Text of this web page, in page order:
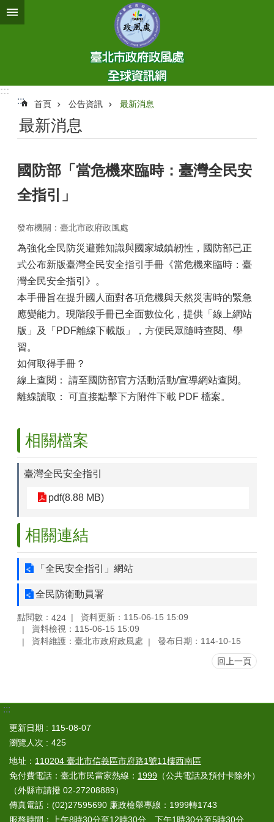
跳到主要內容區塊
:::
:::
首頁 公告資訊 最新消息
最新消息
國防部「當危機來臨時：臺灣全民安
全指引」
發布機關：臺北市政府政風處
為強化全民防災避難知識與國家城鎮韌性，國防部已正
式公布新版臺灣全民安全指引手冊《當危機來臨時：臺
灣全民安全指引》。
本手冊旨在提升國人面對各項危機與天然災害時的緊急
應變能力。現階段手冊已全面數位化，提供「線上網站
版」及「PDF離線下載版」，方便民眾隨時查閱、學
習。
如何取得手冊？
線上查閱： 請至國防部官方活動活動/宣導網站查閱。
離線讀取： 可直接點擊下方附件下載 PDF 檔案。
相關檔案
臺灣全民安全指引
pdf(8.88 MB)
相關連結
「全民安全指引」網站
全民防衛動員署
點閱數： 424
資料更新：115-06-15 15:09
資料檢視：115-06-15 15:09
資料維護：臺北市政府政風處
發布日期：114-10-15
回上一頁
:::
更新日期
115-08-07
瀏覽人次
425
地址： 110204 臺北市信義區市府路1號11樓西南區
免付費電話：臺北市民當家熱線： 1999 （公共電話及預付卡除外）
（外縣市請撥 02-27208889）
傳真電話：(02)27595690 廉政檢舉專線：1999轉1743
服務時間：上午8時30分至12時30分、下午1時30分至5時30分